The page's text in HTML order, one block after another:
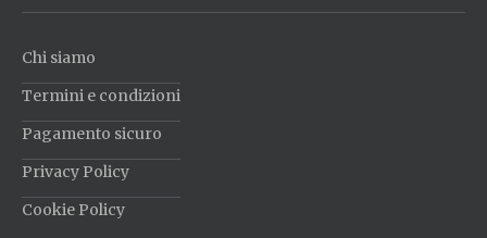
Chi siamo
Termini e condizioni
Pagamento sicuro
Privacy Policy
Cookie Policy